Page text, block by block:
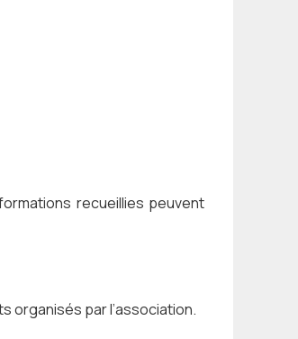
recueillies peuvent
organisés par l’association.